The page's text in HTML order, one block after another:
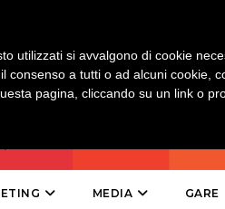
PROMOZIONI
PUNTI VENDITA
MEDIA GARE
utilizzati si avvalgono di cookie
consenso a tutti o ad alcuni cookie,
pagina, cliccando su un link o